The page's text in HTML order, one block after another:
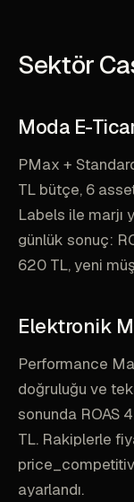
Sektör
Moda E-
PMax +
TL bütçe, 6
Labels ile marjı
günlük sonuç:
620 TL, yeni
Elektronik
Performance
doğruluğu ve
sonunda ROAS
TL. Rakiplerle
ayarlandı.